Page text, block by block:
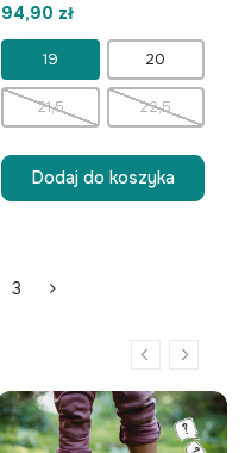
94,90 zł
19 20
21,5 22,5
Dodaj do koszyka
3